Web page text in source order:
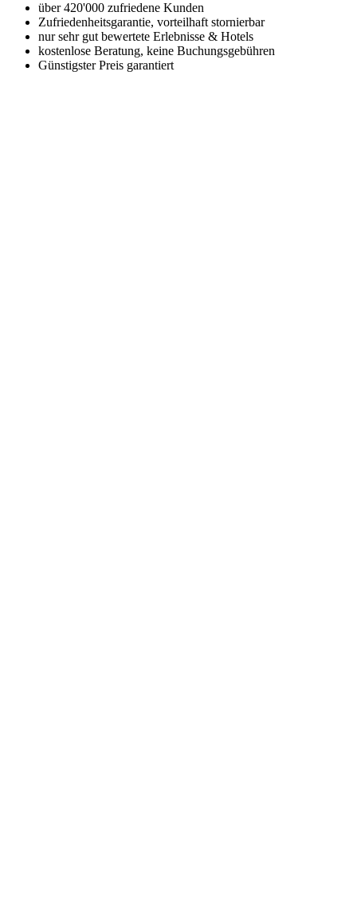
über 420'000 zufriedene Kunden
Zufriedenheitsgarantie, vorteilhaft stornierbar
nur sehr gut bewertete Erlebnisse & Hotels
kostenlose Beratung, keine Buchungsgebühren
Günstigster Preis garantiert